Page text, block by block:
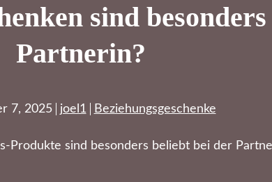
sind
Partnerin?
7, 2025 joel1 Beziehungsgeschenke
Produkte sind besonders beliebt bei der